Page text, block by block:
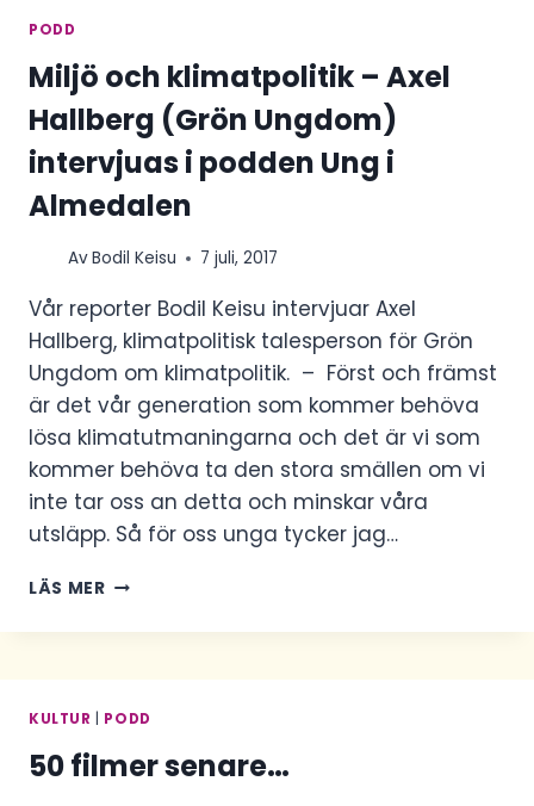
PODD
Miljö och klimatpolitik – Axel
Hallberg (Grön Ungdom)
intervjuas i podden Ung i
Almedalen
AvBodil Keisu 7 juli, 2017
Vår reporter Bodil Keisu intervjuar Axel
Hallberg, klimatpolitisk talesperson för Grön
Ungdom om klimatpolitik. – Först och främst
är det vår generation som kommer behöva
lösa klimatutmaningarna och det är vi som
kommer behöva ta den stora smällen om vi
inte tar oss an detta och minskar våra
utsläpp. Så för oss unga tycker jag…
LÄS MERMILJÖ
KLIMATPOLITIK
HALLBERG
UNGDOM)
INTERVJUAS
KULTUR PODD
50 filmer senare…